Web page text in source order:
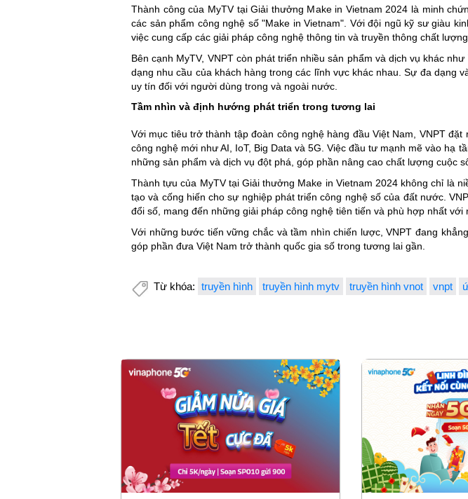
Thành công của MyTV tại Giải thưởng Make in Vietnam 2024 là minh
các sản phẩm công nghệ số "Make in Vietnam". Với đội ngũ kỹ sư giàu
việc cung cấp các giải pháp công nghệ thông tin và truyền thông chất
Bên cạnh MyTV, VNPT còn phát triển nhiều sản phẩm và dịch vụ khác
dạng nhu cầu của khách hàng trong các lĩnh vực khác nhau. Sự đa dạng
uy tín đối với người dùng trong và ngoài nước.
Tầm nhìn và định hướng phát triển trong tương lai
Với mục tiêu trở thành tập đoàn công nghệ hàng đầu Việt Nam, VNPT
công nghệ mới như AI, IoT, Big Data và 5G. Việc đầu tư mạnh mẽ vào hạ
những sản phẩm và dịch vụ đột phá, góp phần nâng cao chất lượng cuộc
Thành tựu của MyTV tại Giải thưởng Make in Vietnam 2024 không chỉ là
tạo và cống hiến cho sự nghiệp phát triển công nghệ số của đất nước.
đổi số, mang đến những giải pháp công nghệ tiên tiến và phù hợp nhất với
Với những bước tiến vững chắc và tầm nhìn chiến lược, VNPT đang
góp phần đưa Việt Nam trở thành quốc gia số trong tương lai gần.
Từ khóa: truyền hình truyền hình mytv truyền hình vnot vnpt